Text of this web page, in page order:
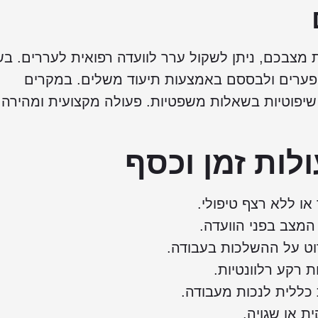
ניתן לשקול ערר לוועדה רפואית לעררים.
ולבססם באמצעות תיעוד משלים. במקרים
בשאלות משפטיות. פעולה מקצועית ומהירה
זמן וכסף
ללא רצף טיפולי.
בפני הוועדה.
על ההשלכות בעבודה.
רקע רלוונטיות.
לנכות מעבודה.
או שגויה.